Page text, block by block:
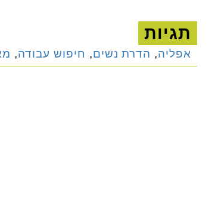
תגיות
אפליה, הדרת נשים, חיפוש עבודה,